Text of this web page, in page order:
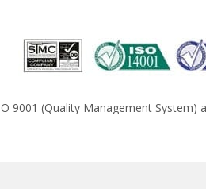
9001 (Quality Management System)